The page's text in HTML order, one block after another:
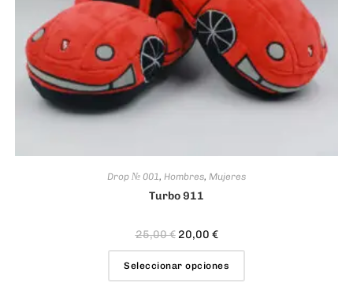
Drop № 001, Hombres, Mujeres
Turbo 911
25,00€ 20,00 €
Seleccionar opciones